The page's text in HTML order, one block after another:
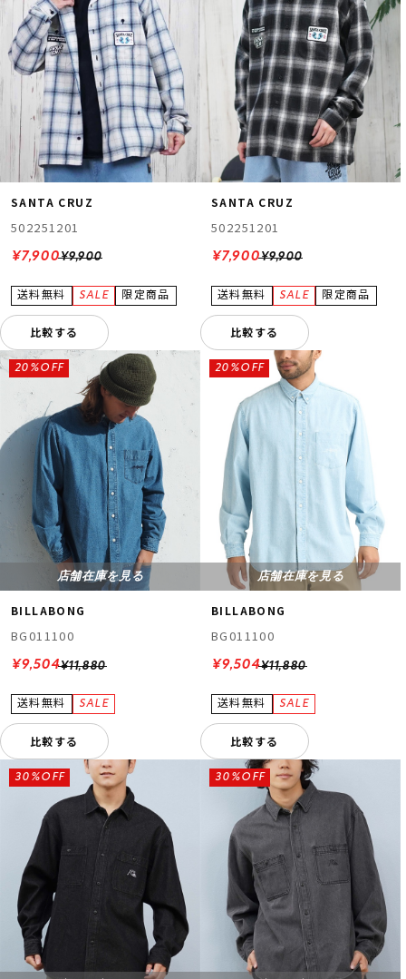
SANTA CRUZ
502251201
¥9,900
¥7,900
比較する
SANTA CRUZ
502251201
¥9,900
¥7,900
比較する
店舗在庫を見る
BILLABONG
BG011100
¥11,880
20%OFF
¥9,504
比較する
店舗在庫を見る
BILLABONG
BG011100
¥11,880
20%OFF
¥9,504
比較する
30%OFF 30%OFF